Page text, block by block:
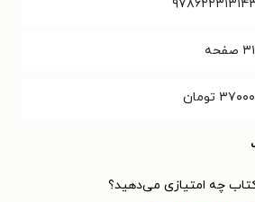
صفحه
تومان
چه امتیازی می‌دهید؟